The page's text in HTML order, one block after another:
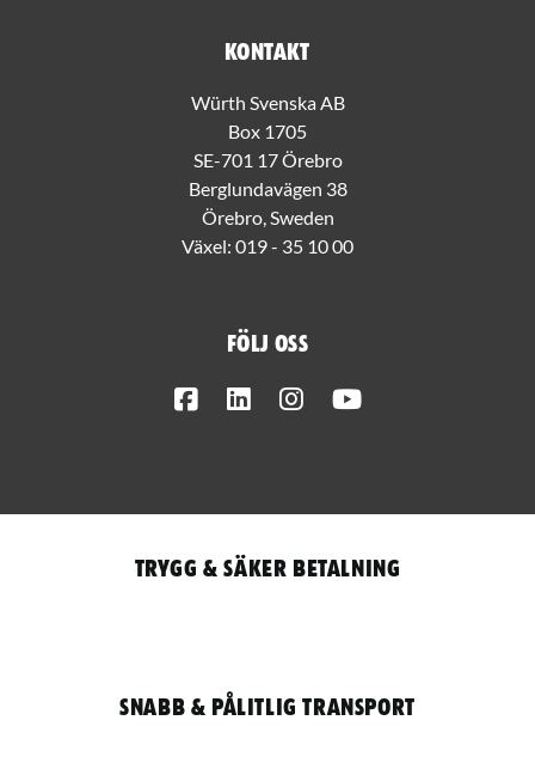
Kontakt
Würth Svenska AB
Box 1705
SE-701 17 Örebro
Berglundavägen 38
Örebro, Sweden
Växel: 019 - 35 10 00
Följ oss
FacebookLinkedInInstagram
Trygg & säker betalning
Snabb & pålitlig transport